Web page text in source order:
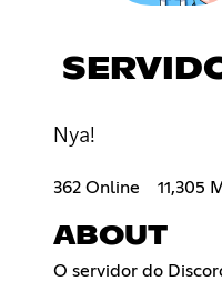
Nya!
362 Online 11,305
ABOUT
O servidor do